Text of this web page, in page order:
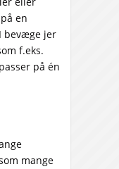
en
bevæge jer
f.eks.
på én
mange